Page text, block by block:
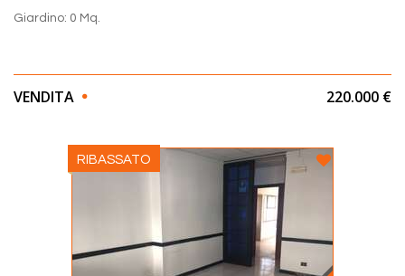
Giardino: 0 Mq.
VENDITA 220.000 €
RIBASSATO